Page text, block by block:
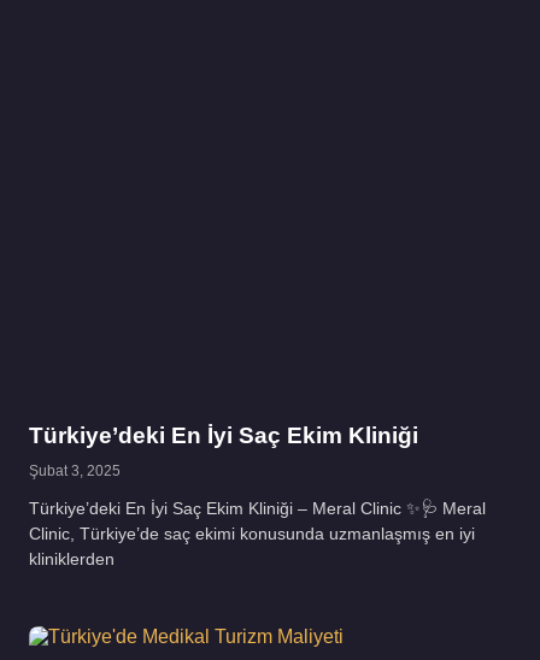
Türkiye’deki En İyi Saç Ekim Kliniği
Şubat 3, 2025
Türkiye’deki En İyi Saç Ekim Kliniği – Meral Clinic ✨🩺 Meral
Clinic, Türkiye’de saç ekimi konusunda uzmanlaşmış en iyi
kliniklerden